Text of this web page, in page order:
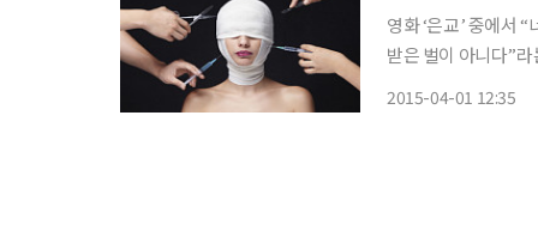
영화 ‘은교’ 중에서
받은 벌이 아니다”
2015-04-01 12:35